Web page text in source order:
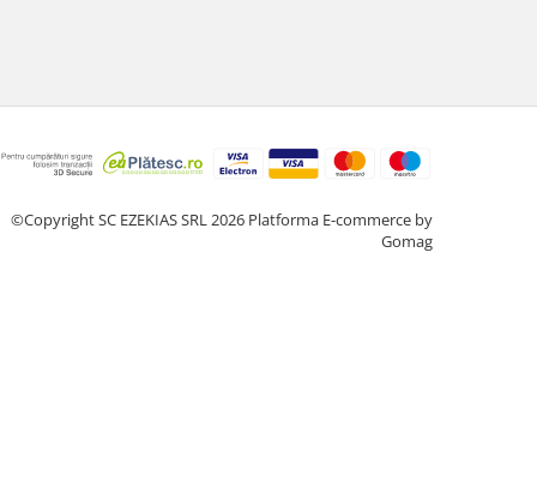
©Copyright SC EZEKIAS SRL 2026 Platforma E-commerce by
Gomag